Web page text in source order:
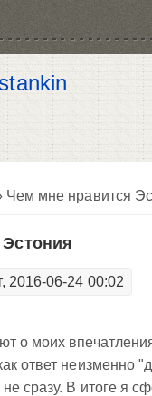
Чем мне нравится
2016-06-24 00:02
о моих
ответ неизменно
не сразу. В итоге я